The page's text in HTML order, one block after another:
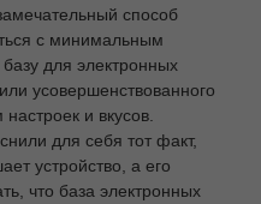
способ
с минимальным
для электронных
усовершенствованного
и вкусов.
для себя тот факт,
устройство, а его
что база электронных